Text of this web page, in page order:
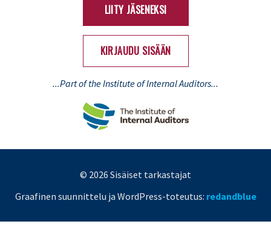
LIITY JÄSENEKSI
KIRJAUDU SISÄÄN
...Part of the Institute of Internal Auditors...
© 2026 Sisäiset tarkastajat
Graafinen suunnittelu ja WordPress-toteutus: redandblue